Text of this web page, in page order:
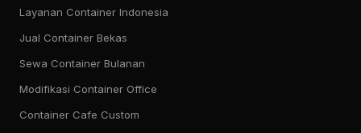
Layanan Container Indonesia
Jual Container Bekas
Sewa Container Bulanan
Modifikasi Container Office
Container Cafe Custom